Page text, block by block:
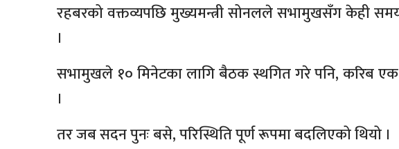
रहबरको वक्तव्यपछि मुख्यमन्त्री सोनलले सभामुखसँग केही
।
सभामुखले १० मिनेटका लागि बैठक स्थगित गरे पनि, करिब एक
।
तर जब सदन पुनः बसे, परिस्थिति पूर्ण रूपमा बदलिएको थियो ।